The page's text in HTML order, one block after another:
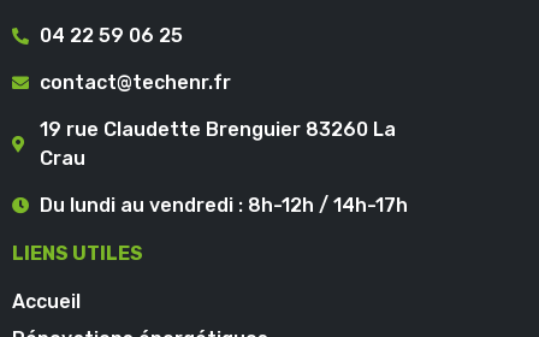
04 22 59 06 25
contact@techenr.fr
19 rue Claudette Brenguier 83260 La
Crau
Du lundi au vendredi : 8h-12h / 14h-17h
LIENS UTILES
Accueil